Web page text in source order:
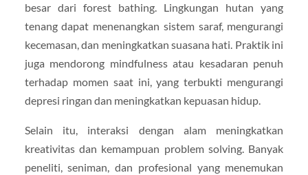
besar dari forest bathing. Lingkungan hutan yang
tenang dapat menenangkan sistem saraf, mengurangi
kecemasan, dan meningkatkan suasana hati. Praktik ini
juga mendorong mindfulness atau kesadaran penuh
terhadap momen saat ini, yang terbukti mengurangi
depresi ringan dan meningkatkan kepuasan hidup.
Selain itu, interaksi dengan alam meningkatkan
kreativitas dan kemampuan problem solving. Banyak
peneliti, seniman, dan profesional yang menemukan